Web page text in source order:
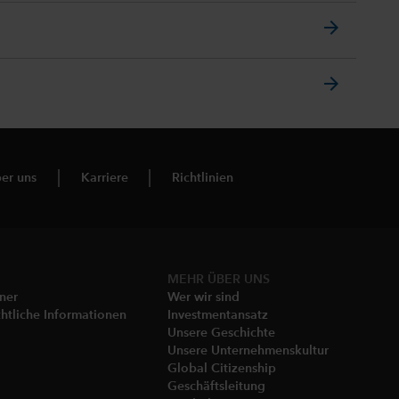
arrow_forward
arrow_forward
uns Karriere Richtlinien
Informationen​
MEHR ÜBER UNS
Wer wir sind
Investmentansatz
Unsere Geschichte​
Unsere Unternehmenskultur
Global Citizenship
Geschäftsleitung​